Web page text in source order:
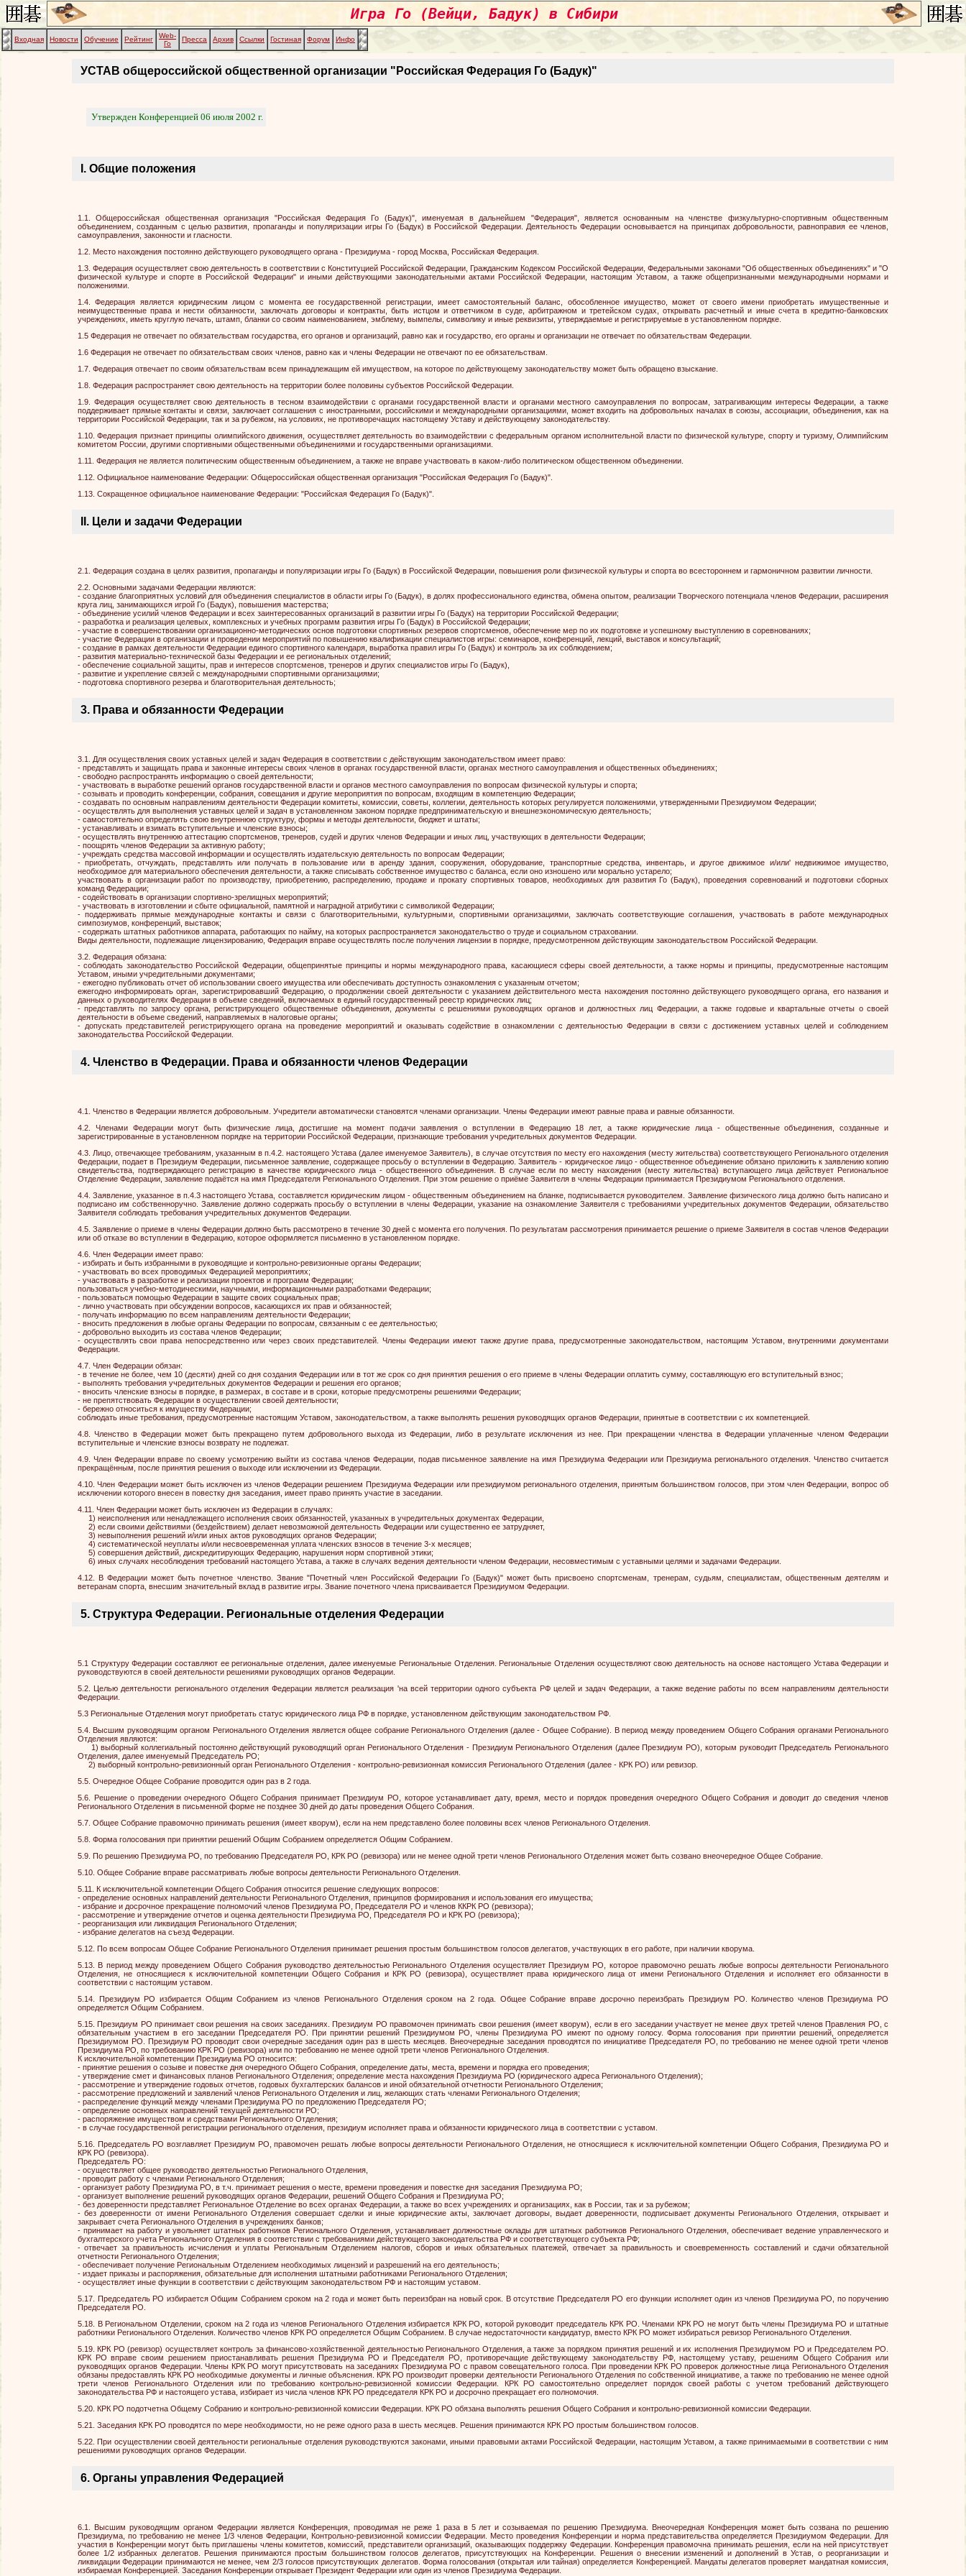
Игра Го (Вейци, Бадук) в Сибири
Входная Новости Обучение Рейтинг
Web-
Го
Пресса Архив Ссылки Гостиная Форум Инфо
УСТАВ общероссийской общественной организации "Российская Федерация Го (Бадук)"
Утвержден Конференцией 06 июля 2002 г.
I. Общие положения
1.1. Общероссийская общественная организация "Российская Федерация Го (Бадук)", именуемая в дальнейшем "Федерация", является основанным на членстве физкультурно-спортивным общественным
объединением, созданным с целью развития, пропаганды и популяризации игры Го (Бадук) в Российской Федерации. Деятельность Федерации основывается на принципах добровольности, равноправия ее членов,
самоуправления, законности и гласности.
1.2. Место нахождения постоянно действующего руководящего органа - Президиума - город Москва, Российская Федерация.
1.3. Федерация осуществляет свою деятельность в соответствии с Конституцией Российской Федерации, Гражданским Кодексом Российской Федерации, Федеральными законами "Об общественных объединениях" и "О
физической культуре и спорте в Российской Федерации" и иными действующими законодательными актами Российской Федерации, настоящим Уставом, а также общепризнанными международными нормами и
положениями.
1.4. Федерация является юридическим лицом с момента ее государственной регистрации, имеет самостоятельный баланс, обособленное имущество, может от своего имени приобретать имущественные и
неимущественные права и нести обязанности, заключать договоры и контракты, быть истцом и ответчиком в суде, арбитражном и третейском судах, открывать расчетный и иные счета в кредитно-банковских
учреждениях, иметь круглую печать, штамп, бланки со своим наименованием, эмблему, вымпелы, символику и иные реквизиты, утверждаемые и регистрируемые в установленном порядке.
1.5 Федерация не отвечает по обязательствам государства, его органов и организаций, равно как и государство, его органы и организации не отвечает по обязательствам Федерации.
1.6 Федерация не отвечает по обязательствам своих членов, равно как и члены Федерации не отвечают по ее обязательствам.
1.7. Федерация отвечает по своим обязательствам всем принадлежащим ей имуществом, на которое по действующему законодательству может быть обращено взыскание.
1.8. Федерация распространяет свою деятельность на территории более половины субъектов Российской Федерации.
1.9. Федерация осуществляет свою деятельность в тесном взаимодействии с органами государственной власти и органами местного самоуправления по вопросам, затрагивающим интересы Федерации, а также
поддерживает прямые контакты и связи, заключает соглашения с иностранными, российскими и международными организациями, может входить на добровольных началах в союзы, ассоциации, объединения, как на
территории Российской Федерации, так и за рубежом, на условиях, не противоречащих настоящему Уставу и действующему законодательству.
1.10. Федерация признает принципы олимпийского движения, осуществляет деятельность во взаимодействии с федеральным органом исполнительной власти по физической культуре, спорту и туризму, Олимпийским
комитетом России, другими спортивными общественными объединениями и государственными организациями.
1.11. Федерация не является политическим общественным объединением, а также не вправе участвовать в каком-либо политическом общественном объединении.
1.12. Официальное наименование Федерации: Общероссийская общественная организация "Российская Федерация Го (Бадук)".
1.13. Сокращенное официальное наименование Федерации: "Российская Федерация Го (Бадук)".
II. Цели и задачи Федерации
2.1. Федерация создана в целях развития, пропаганды и популяризации игры Го (Бадук) в Российской Федерации, повышения роли физической культуры и спорта во всестороннем и гармоничном развитии личности.
2.2. Основными задачами Федерации являются:
- создание благоприятных условий для объединения специалистов в области игры Го (Бадук), в долях профессионального единства, обмена опытом, реализации Творческого потенциала членов Федерации, расширения
круга лиц, занимающихся игрой Го (Бадук), повышения мастерства;
- объединение усилий членов Федерации и всех заинтересованных организаций в развитии игры Го (Бадук) на территории Российской Федерации;
- разработка и реализация целевых, комплексных и учебных программ развития игры Го (Бадук) в Российской Федерации;
- участие в совершенствовании организационно-методических основ подготовки спортивных резервов спортсменов, обеспечение мер по их подготовке и успешному выступлению в соревнованиях;
- участие Федерации в организации и проведении мероприятий по повышению квалификации специалистов игры: семинаров, конференций, лекций, выставок и консультаций;
- создание в рамках деятельности Федерации единого спортивного календаря, выработка правил игры Го (Бадук) и контроль за их соблюдением;
- развития материально-технической базы Федерации и ее региональных отделений;
- обеспечение социальной защиты, прав и интересов спортсменов, тренеров и других специалистов игры Го (Бадук),
- развитие и укрепление связей с международными спортивными организациями;
- подготовка спортивного резерва и благотворительная деятельность;
3. Права и обязанности Федерации
3.1. Для осуществления своих уставных целей и задач Федерация в соответствии с действующим законодательством имеет право:
- представлять и защищать права и законные интересы своих членов в органах государственной власти, органах местного самоуправления и общественных объединениях;
- свободно распространять информацию о своей деятельности;
- участвовать в выработке решений органов государственной власти и органов местного самоуправления по вопросам физической культуры и спорта;
- созывать и проводить конференции, собрания, совещания и другие мероприятия по вопросам, входящим в компетенцию Федерации;
- создавать по основным направлениям деятельности Федерации комитеты, комиссии, советы, коллегии, деятельность которых регулируется положениями, утвержденными Президиумом Федерации;
- осуществлять для выполнения уставных целей и задач в установленном законом порядке предпринимательскую и внешнеэкономическую деятельность;
- самостоятельно определять свою внутреннюю структуру, формы и методы деятельности, бюджет и штаты;
- устанавливать и взимать вступительные и членские взносы;
- осуществлять внутреннюю аттестацию спортсменов, тренеров, судей и других членов Федерации и иных лиц, участвующих в деятельности Федерации;
- поощрять членов Федерации за активную работу;
- учреждать средства массовой информации и осуществлять издательскую деятельность по вопросам Федерации;
- приобретать, отчуждать, представлять или получать в пользование или в аренду здания, сооружения, оборудование, транспортные средства, инвентарь, и другое движимое и/или' недвижимое имущество,
необходимое для материального обеспечения деятельности, а также списывать собственное имущество с баланса, если оно изношено или морально устарело;
участвовать в организации работ по производству, приобретению, распределению, продаже и прокату спортивных товаров, необходимых для развития Го (Бадук), проведения соревнований и подготовки сборных
команд Федерации;
- содействовать в организации спортивно-зрелищных мероприятий;
- участвовать в изготовлении и сбыте официальной, памятной и наградной атрибутики с символикой Федерации;
- поддерживать прямые международные контакты и связи с благотворительными, культурными, спортивными организациями, заключать соответствующие соглашения, участвовать в работе международных
симпозиумов, конференций, выставок;
- содержать штатных работников аппарата, работающих по найму, на которых распространяется законодательство о труде и социальном страховании.
Виды деятельности, подлежащие лицензированию, Федерация вправе осуществлять после получения лицензии в порядке, предусмотренном действующим законодательством Российской Федерации.
3.2. Федерация обязана:
- соблюдать законодательство Российской Федерации, общепринятые принципы и нормы международного права, касающиеся сферы своей деятельности, а также нормы и принципы, предусмотренные настоящим
Уставом, иными учредительными документами;
- ежегодно публиковать отчет об использовании своего имущества или обеспечивать доступность ознакомления с указанным отчетом;
ежегодно информировать орган, зарегистрировавший Федерацию, о продолжении своей деятельности с указанием действительного места нахождения постоянно действующего руководящего органа, его названия и
данных о руководителях Федерации в объеме сведений, включаемых в единый государственный реестр юридических лиц;
- представлять по запросу органа, регистрирующего общественные объединения, документы с решениями руководящих органов и должностных лиц Федерации, а также годовые и квартальные отчеты о своей
деятельности в объеме сведений, направляемых в налоговые органы;
- допускать представителей регистрирующего органа на проведение мероприятий и оказывать содействие в ознакомлении с деятельностью Федерации в связи с достижением уставных целей и соблюдением
законодательства Российской Федерации.
4. Членство в Федерации. Права и обязанности членов Федерации
4.1. Членство в Федерации является добровольным. Учредители автоматически становятся членами организации. Члены Федерации имеют равные права и равные обязанности.
4.2. Членами Федерации могут быть физические лица, достигшие на момент подачи заявления о вступлении в Федерацию 18 лет, а также юридические лица - общественные объединения, созданные и
зарегистрированные в установленном порядке на территории Российской Федерации, признающие требования учредительных документов Федерации.
4.3. Лицо, отвечающее требованиям, указанным в п.4.2. настоящего Устава (далее именуемое Заявитель), в случае отсутствия по месту его нахождения (месту жительства) соответствующего Регионального отделения
Федерации, подает в Президиум Федерации, письменное заявление, содержащее просьбу о вступлении в Федерацию. Заявитель - юридическое лицо - общественное объединение обязано приложить к заявлению копию
свидетельства, подтверждающего регистрацию в качестве юридического лица - общественного объединения. В случае если по месту нахождения (месту жительства) вступающего лица действует Региональное
Отделение Федерации, заявление подаётся на имя Председателя Регионального Отделения. При этом решение о приёме Заявителя в члены Федерации принимается Президиумом Регионального отделения.
4.4. Заявление, указанное в п.4.3 настоящего Устава, составляется юридическим лицом - общественным объединением на бланке, подписывается руководителем. Заявление физического лица должно быть написано и
подписано им собственноручно. Заявление должно содержать просьбу о вступлении в члены Федерации, указание на ознакомление Заявителя с требованиями учредительных документов Федерации, обязательство
Заявителя соблюдать требования учредительных документов Федерации.
4.5. Заявление о приеме в члены Федерации должно быть рассмотрено в течение 30 дней с момента его получения. По результатам рассмотрения принимается решение о приеме Заявителя в состав членов Федерации
или об отказе во вступлении в Федерацию, которое оформляется письменно в установленном порядке.
4.6. Член Федерации имеет право:
- избирать и быть избранными в руководящие и контрольно-ревизионные органы Федерации;
- участвовать во всех проводимых Федерацией мероприятиях;
- участвовать в разработке и реализации проектов и программ Федерации;
пользоваться учебно-методическими, научными, информационными разработками Федерации;
- пользоваться помощью Федерации в защите своих социальных прав;
- лично участвовать при обсуждении вопросов, касающихся их прав и обязанностей;
- получать информацию по всем направлениям деятельности Федерации;
- вносить предложения в любые органы Федерации по вопросам, связанным с ее деятельностью;
- добровольно выходить из состава членов Федерации;
- осуществлять свои права непосредственно или через своих представителей. Члены Федерации имеют также другие права, предусмотренные законодательством, настоящим Уставом, внутренними документами
Федерации.
4.7. Член Федерации обязан:
- в течение не более, чем 10 (десяти) дней со дня создания Федерации или в тот же срок со дня принятия решения о его приеме в члены Федерации оплатить сумму, составляющую его вступительный взнос;
- выполнять требования учредительных документов Федерации и решения его органов;
- вносить членские взносы в порядке, в размерах, в составе и в сроки, которые предусмотрены решениями Федерации;
- не препятствовать Федерации в осуществлении своей деятельности;
- бережно относиться к имуществу Федерации;
соблюдать иные требования, предусмотренные настоящим Уставом, законодательством, а также выполнять решения руководящих органов Федерации, принятые в соответствии с их компетенцией.
4.8. Членство в Федерации может быть прекращено путем добровольного выхода из Федерации, либо в результате исключения из нее. При прекращении членства в Федерации уплаченные членом Федерации
вступительные и членские взносы возврату не подлежат.
4.9. Член Федерации вправе по своему усмотрению выйти из состава членов Федерации, подав письменное заявление на имя Президиума Федерации или Президиума регионального отделения. Членство считается
прекращённым, после принятия решения о выходе или исключении из Федерации.
4.10. Член Федерации может быть исключен из членов Федерации решением Президиума Федерации или президиумом регионального отделения, принятым большинством голосов, при этом член Федерации, вопрос об
исключении которого внесен в повестку дня заседания, имеет право принять участие в заседании.
4.11. Член Федерации может быть исключен из Федерации в случаях:
1) неисполнения или ненадлежащего исполнения своих обязанностей, указанных в учредительных документах Федерации,
2) если своими действиями (бездействием) делает невозможной деятельность Федерации или существенно ее затрудняет,
3) невыполнения решений и/или иных актов руководящих органов Федерации;
4) систематической неуплаты и/или несвоевременная уплата членских взносов в течение 3-х месяцев;
5) совершения действий, дискредитирующих Федерацию, нарушения норм спортивной этики;
6) иных случаях несоблюдения требований настоящего Устава, а также в случаях ведения деятельности членом Федерации, несовместимым с уставными целями и задачами Федерации.
4.12. В Федерации может быть почетное членство. Звание "Почетный член Российской Федерации Го (Бадук)" может быть присвоено спортсменам, тренерам, судьям, специалистам, общественным деятелям и
ветеранам спорта, внесшим значительный вклад в развитие игры. Звание почетного члена присваивается Президиумом Федерации.
5. Структура Федерации. Региональные отделения Федерации
5.1 Структуру Федерации составляют ее региональные отделения, далее именуемые Региональные Отделения. Региональные Отделения осуществляют свою деятельность на основе настоящего Устава Федерации и
руководствуются в своей деятельности решениями руководящих органов Федерации.
5.2. Целью деятельности регионального отделения Федерации является реализация 'на всей территории одного субъекта РФ целей и задач Федерации, а также ведение работы по всем направлениям деятельности
Федерации.
5.3 Региональные Отделения могут приобретать статус юридического лица РФ в порядке, установленном действующим законодательством РФ.
5.4. Высшим руководящим органом Регионального Отделения является общее собрание Регионального Отделения (далее - Общее Собрание). В период между проведением Общего Собрания органами Регионального
Отделения являются:
1) выборный коллегиальный постоянно действующий руководящий орган Регионального Отделения - Президиум Регионального Отделения (далее Президиум РО), которым руководит Председатель Регионального
Отделения, далее именуемый Председатель РО;
2) выборный контрольно-ревизионный орган Регионального Отделения - контрольно-ревизионная комиссия Регионального Отделения (далее - КРК РО) или ревизор.
5.5. Очередное Общее Собрание проводится один раз в 2 года.
5.6. Решение о проведении очередного Общего Собрания принимает Президиум РО, которое устанавливает дату, время, место и порядок проведения очередного Общего Собрания и доводит до сведения членов
Регионального Отделения в письменной форме не позднее 30 дней до даты проведения Общего Собрания.
5.7. Общее Собрание правомочно принимать решения (имеет кворум), если на нем представлено более половины всех членов Регионального Отделения.
5.8. Форма голосования при принятии решений Общим Собранием определяется Общим Собранием.
5.9. По решению Президиума РО, по требованию Председателя РО, КРК РО (ревизора) или не менее одной трети членов Регионального Отделения может быть созвано внеочередное Общее Собрание.
5.10. Общее Собрание вправе рассматривать любые вопросы деятельности Регионального Отделения.
5.11. К исключительной компетенции Общего Собрания относится решение следующих вопросов:
- определение основных направлений деятельности Регионального Отделения, принципов формирования и использования его имущества;
- избрание и досрочное прекращение полномочий членов Президиума РО, Председателя РО и членов ККРК РО (ревизора);
- рассмотрение и утверждение отчетов и оценка деятельности Президиума РО, Председателя РО и КРК РО (ревизора);
- реорганизация или ликвидация Регионального Отделения;
- избрание делегатов на съезд Федерации.
5.12. По всем вопросам Общее Собрание Регионального Отделения принимает решения простым большинством голосов делегатов, участвующих в его работе, при наличии кворума.
5.13. В период между проведением Общего Собрания руководство деятельностью Регионального Отделения осуществляет Президиум РО, которое правомочно решать любые вопросы деятельности Регионального
Отделения, не относящиеся к исключительной компетенции Общего Собрания и КРК РО (ревизора), осуществляет права юридического лица от имени Регионального Отделения и исполняет его обязанности в
соответствии с настоящим уставом.
5.14. Президиум РО избирается Общим Собранием из членов Регионального Отделения сроком на 2 года. Общее Собрание вправе досрочно переизбрать Президиум РО. Количество членов Президиума РО
определяется Общим Собранием.
5.15. Президиум РО принимает свои решения на своих заседаниях. Президиум РО правомочен принимать свои решения (имеет кворум), если в его заседании участвует не менее двух третей членов Правления РО, с
обязательным участием в его заседании Председателя РО. При принятии решений Президиумом РО, члены Президиума РО имеют по одному голосу. Форма голосования при принятии решений, определяется
Президиумом РО. Президиум РО проводит свои очередные заседания один раз в шесть месяцев. Внеочередные заседания проводятся по инициативе Председателя РО, по требованию не менее одной трети членов
Президиума РО, по требованию КРК РО (ревизора) или по требованию не менее одной трети членов Регионального Отделения.
К исключительной компетенции Президиума РО относится:
- принятие решения о созыве и повестке дня очередного Общего Собрания, определение даты, места, времени и порядка его проведения;
- утверждение смет и финансовых планов Регионального Отделения; определение места нахождения Президиума РО (юридического адреса Регионального Отделения);
- рассмотрение и утверждение годовых отчетов, годовых бухгалтерских балансов и иной обязательной отчетности Регионального Отделения;
- рассмотрение предложений и заявлений членов Регионального Отделения и лиц, желающих стать членами Регионального Отделения;
- распределение функций между членами Президиума РО по предложению Председателя РО;
- определение основных направлений текущей деятельности РО;
- распоряжение имуществом и средствами Регионального Отделения;
- в случае государственной регистрации регионального отделения, президиум исполняет права и обязанности юридического лица в соответствии с уставом.
5.16. Председатель РО возглавляет Президиум РО, правомочен решать любые вопросы деятельности Регионального Отделения, не относящиеся к исключительной компетенции Общего Собрания, Президиума РО и
КРК РО (ревизора).
Председатель РО:
- осуществляет общее руководство деятельностью Регионального Отделения,
- проводит работу с членами Регионального Отделения;
- организует работу Президиума РО, в т.ч. принимает решения о месте, времени проведения и повестке дня заседания Президиума РО;
- организует выполнение решений руководящих органов Федерации, решений Общего Собрания и Президиума РО;
- без доверенности представляет Региональное Отделение во всех органах Федерации, а также во всех учреждениях и организациях, как в России, так и за рубежом;
- без доверенности от имени Регионального Отделения совершает сделки и иные юридические акты, заключает договоры, выдает доверенности, подписывает документы Регионального Отделения, открывает и
закрывает счета Регионального Отделения в учреждениях банков;
- принимает на работу и увольняет штатных работников Регионального Отделения, устанавливает должностные оклады для штатных работников Регионального Отделения, обеспечивает ведение управленческого и
бухгалтерского учета Регионального Отделения в соответствии с требованиями действующего законодательства РФ и соответствующего субъекта РФ;
- отвечает за правильность исчисления и уплаты Региональным Отделением налогов, сборов и иных обязательных платежей, отвечает за правильность и своевременность составлений и сдачи обязательной
отчетности Регионального Отделения;
- обеспечивает получение Региональным Отделением необходимых лицензий и разрешений на его деятельность;
- издает приказы и распоряжения, обязательные для исполнения штатными работниками Регионального Отделения;
- осуществляет иные функции в соответствии с действующим законодательством РФ и настоящим уставом.
5.17. Председатель РО избирается Общим Собранием сроком на 2 года и может быть переизбран на новый срок. В отсутствие Председателя РО его функции исполняет один из членов Президиума РО, по поручению
Председателя РО.
5.18. В Региональном Отделении, сроком на 2 года из членов Регионального Отделения избирается КРК РО, которой руководит председатель КРК РО. Членами КРК РО не могут быть члены Президиума РО и штатные
работники Регионального Отделения. Количество членов КРК РО определяется Общим Собранием. В случае недостаточности кандидатур, вместо КРК РО может избираться ревизор Регионального Отделения.
5.19. КРК РО (ревизор) осуществляет контроль за финансово-хозяйственной деятельностью Регионального Отделения, а также за порядком принятия решений и их исполнения Президиумом РО и Председателем РО.
КРК РО вправе своим решением приостанавливать решения Президиума РО и Председателя РО, противоречащие действующему законодательству РФ, настоящему уставу, решениям Общего Собрания или
руководящих органов Федерации. Члены КРК РО могут присутствовать на заседаниях Президиума РО с правом совещательного голоса. При проведении КРК РО проверок должностные лица Регионального Отделения
обязаны предоставлять КРК РО необходимые документы и личные объяснения. КРК РО производит проверки деятельности Регионального Отделения по собственной инициативе, а также по требованию не менее одной
трети членов Регионального Отделения или по требованию контрольно-ревизионной комиссии Федерации. КРК РО самостоятельно определяет порядок своей работы с учетом требований действующего
законодательства РФ и настоящего устава, избирает из числа членов КРК РО председателя КРК РО и досрочно прекращает его полномочия.
5.20. КРК РО подотчетна Общему Собранию и контрольно-ревизионной комиссии Федерации. КРК РО обязана выполнять решения Общего Собрания и контрольно-ревизионной комиссии Федерации.
5.21. Заседания КРК РО проводятся по мере необходимости, но не реже одного раза в шесть месяцев. Решения принимаются КРК РО простым большинством голосов.
5.22. При осуществлении своей деятельности региональные отделения руководствуются законами, иными правовыми актами Российской Федерации, настоящим Уставом, а также принимаемыми в соответствии с ним
решениями руководящих органов Федерации.
6. Органы управления Федерацией
6.1. Высшим руководящим органом Федерации является Конференция, проводимая не реже 1 раза в 5 лет и созываемая по решению Президиума. Внеочередная Конференция может быть созвана по решению
Президиума, по требованию не менее 1/3 членов Федерации, Контрольно-ревизионной комиссии Федерации. Место проведения Конференции и норма представительства определяется Президиумом Федерации. Для
участия в Конференции могут быть приглашены члены комитетов, комиссий, представители организаций, оказывающих поддержку Федерации. Конференция правомочна принимать решения, если на ней присутствует
более 1/2 избранных делегатов. Решения принимаются простым большинством голосов делегатов, присутствующих на Конференции. Решения о внесении изменений и дополнений в Устав, о реорганизации и
ликвидации Федерации принимаются не менее, чем 2/3 голосов присутствующих делегатов. Форма голосования (открытая или тайная) определяется Конференцией. Мандаты делегатов проверяет мандатная комиссия,
избираемая Конференцией. Заседания Конференции открывает Президент Федерации или один из членов Президиума Федерации.